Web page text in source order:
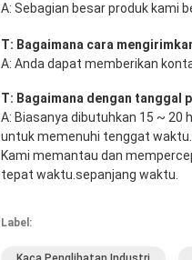
A: Sebagian besar produk kami
T: Bagaimana cara
A: Anda dapat memberikan
T: Bagaimana dengan tanggal
A: Biasanya dibutuhkan 15 ~
untuk memenuhi tenggat waktu.
Kami memantau dan
tepat waktu.sepanjang waktu.
Label: